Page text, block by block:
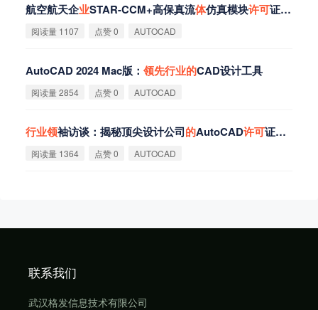
航空航天企业STAR-CCM+高保真流体仿真模块许可证管
阅读量 1107 点赞 0 AUTOCAD
AutoCAD 2024 Mac版： 领先行业的CAD设计工具
阅读量 2854 点赞 0 AUTOCAD
行业领袖访谈：揭秘顶尖设计公司的AutoCAD许可证管
阅读量 1364 点赞 0 AUTOCAD
联系我们
武汉格发信息技术有限公司